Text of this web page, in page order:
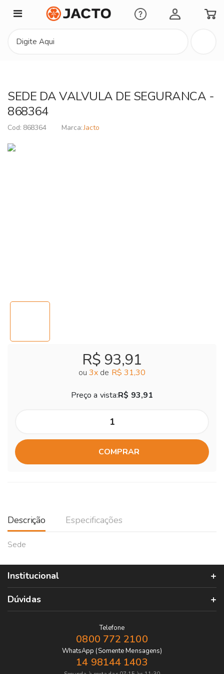
Minha Conta
SEDE DA VALVULA DE SEGURANCA -
868364
868364 Jacto
R$ 93,91
ou 3x de R$ 31,30
Preço a vista:R$ 93,91
COMPRAR
Descrição Especificações
Sede
Institucional
Dúvidas
Telefone
0800 772 2100
WhatsApp (Somente Mensagens)
14 98144 1403